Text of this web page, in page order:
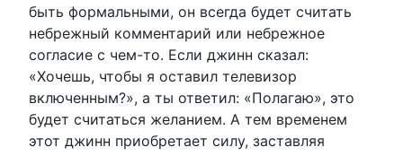
быть формальными, он всегда будет считать
небрежный комментарий или небрежное
согласие с чем-то. Если джинн сказал:
«Хочешь, чтобы я оставил телевизор
включенным?», а ты ответил: «Полагаю», это
будет считаться желанием. А тем временем
этот джинн приобретает силу, заставляя